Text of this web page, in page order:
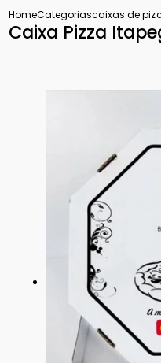
HomeCategoriascaixas de
Caixa Pizza